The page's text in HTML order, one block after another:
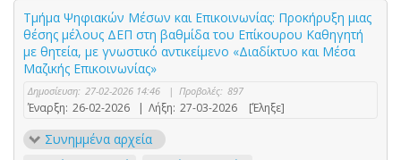
Τμήμα Ψηφιακών Μέσων και Επικοινωνίας: Προκήρυξη μιας
θέσης μέλους ΔΕΠ στη βαθμίδα του Επίκουρου Καθηγητή
με θητεία, με γνωστικό αντικείμενο «Διαδίκτυο και Μέσα
Μαζικής Επικοινωνίας»
Δημοσίευση: 27-02-2026 14:46 | Προβολές: 897
Έναρξη: 26-02-2026 | Λήξη: 27-03-2026 [Έληξε]
Συνημμένα αρχεία